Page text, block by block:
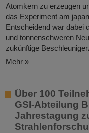
Atomkern zu erzeugen
das Experiment am
Entscheidend war dabei
und tonnenschweren
zukünftige
Mehr »
Über 100
GSI-Abteilung
Jahrestagung